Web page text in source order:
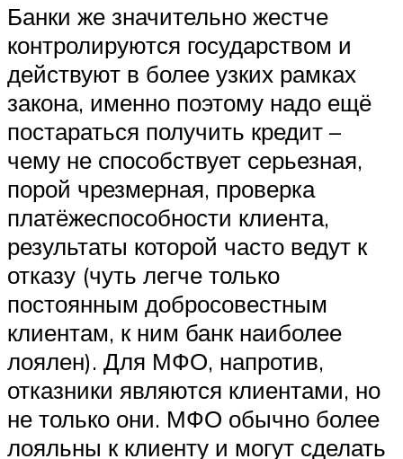
Банки же значительно жестче
контролируются государством и
действуют в более узких рамках
закона, именно поэтому надо ещё
постараться получить кредит –
чему не способствует серьезная,
порой чрезмерная, проверка
платёжеспособности клиента,
результаты которой часто ведут к
отказу (чуть легче только
постоянным добросовестным
клиентам, к ним банк наиболее
лоялен). Для МФО, напротив,
отказники являются клиентами, но
не только они. МФО обычно более
лояльны к клиенту и могут сделать